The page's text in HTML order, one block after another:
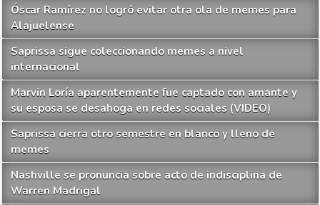
Óscar Ramírez no logró evitar otra ola de memes para
Alajuelense
Saprissa sigue coleccionando memes a nivel
internacional
Marvin Loría aparentemente fue captado con amante y
su esposa se desahoga en redes sociales (VIDEO)
Saprissa cierra otro semestre en blanco y lleno de
memes
Nashville se pronuncia sobre acto de indisciplina de
Warren Madrigal